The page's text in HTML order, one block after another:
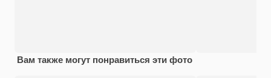
Вам также могут понравиться эти фото